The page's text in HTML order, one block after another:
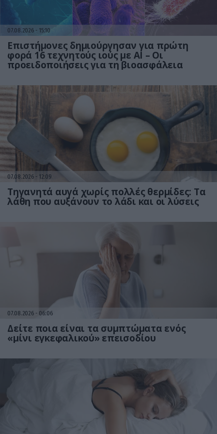
07.08.2026 15:10
Επιστήμονες δημιούργησαν για πρώτη
φορά 16 τεχνητούς ιούς με AI – Οι
προειδοποιήσεις για τη βιοασφάλεια
07.08.2026 12:09
Τηγανητά αυγά χωρίς πολλές θερμίδες: Τα
λάθη που αυξάνουν το λάδι και οι λύσεις
07.08.2026 06:06
Δείτε ποια είναι τα συμπτώματα ενός
«μίνι εγκεφαλικού» επεισοδίου